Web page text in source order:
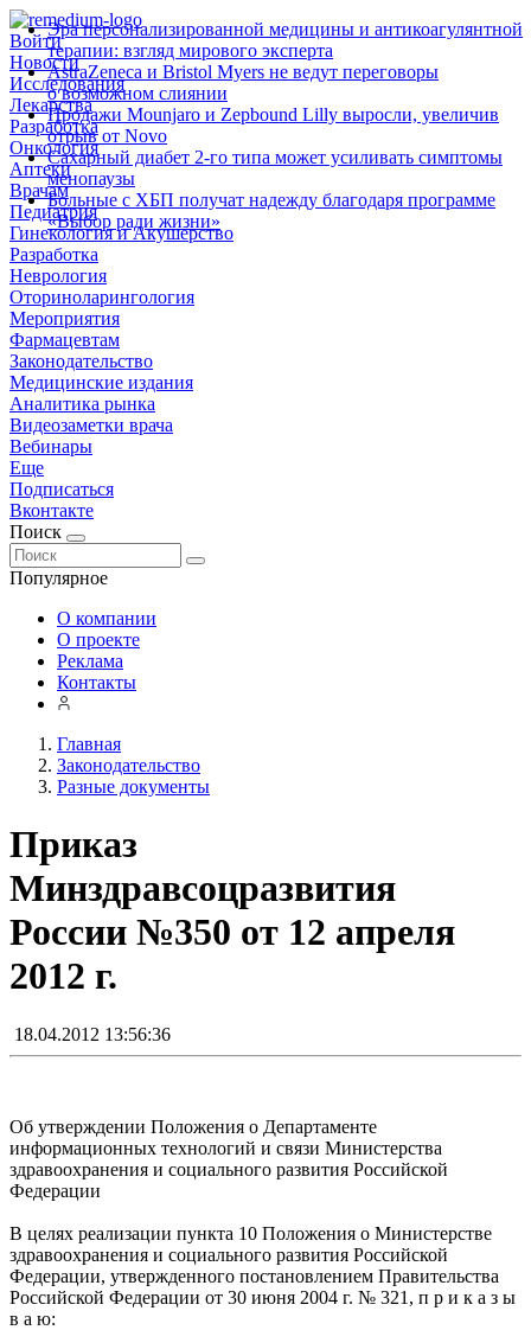
Войти
Новости
Исследования
Лекарства
Разработка
Онкология
Аптеки
Врачам
Педиатрия
Гинекология и Акушерство
Разработка
Неврология
Оториноларингология
Мероприятия
Фармацевтам
Законодательство
Медицинские издания
Аналитика рынка
Видеозаметки врача
Вебинары
Еще
Подписаться
Вконтакте
Поиск
Популярное
Эра персонализированной медицины и антикоагулянтной
терапии: взгляд мирового эксперта
AstraZeneca и Bristol Myers не ведут переговоры
о возможном слиянии
Продажи Mounjaro и Zepbound Lilly выросли, увеличив
отрыв от Novo
Сахарный диабет 2‑го типа может усиливать симптомы
менопаузы
Больные с ХБП получат надежду благодаря программе
«Выбор ради жизни»
О компании
О проекте
Реклама
Контакты
Главная
Законодательство
Разные документы
Приказ
Минздравсоцразвития
России №350 от 12 апреля
2012 г.
18.04.2012 13:56:36
Об утверждении Положения о Департаменте
информационных технологий и связи Министерства
здравоохранения и социального развития Российской
Федерации
В целях реализации пункта 10 Положения о Министерстве
здравоохранения и социального развития Российской
Федерации, утвержденного постановлением Правительства
Российской Федерации от 30 июня 2004 г. № 321, п р и к а з ы
в а ю: